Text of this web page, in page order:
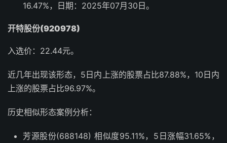
16.47%，日期：2025年07月30日。
开特股份(920978)
入选价：22.44元。
近几年出现该形态，5日内上涨的股票占比87.88%，10日内
上涨的股票占比96.97%。
历史相似形态案例分析：
芳源股份(688148) 相似度95.11%，5日涨幅31.65%，